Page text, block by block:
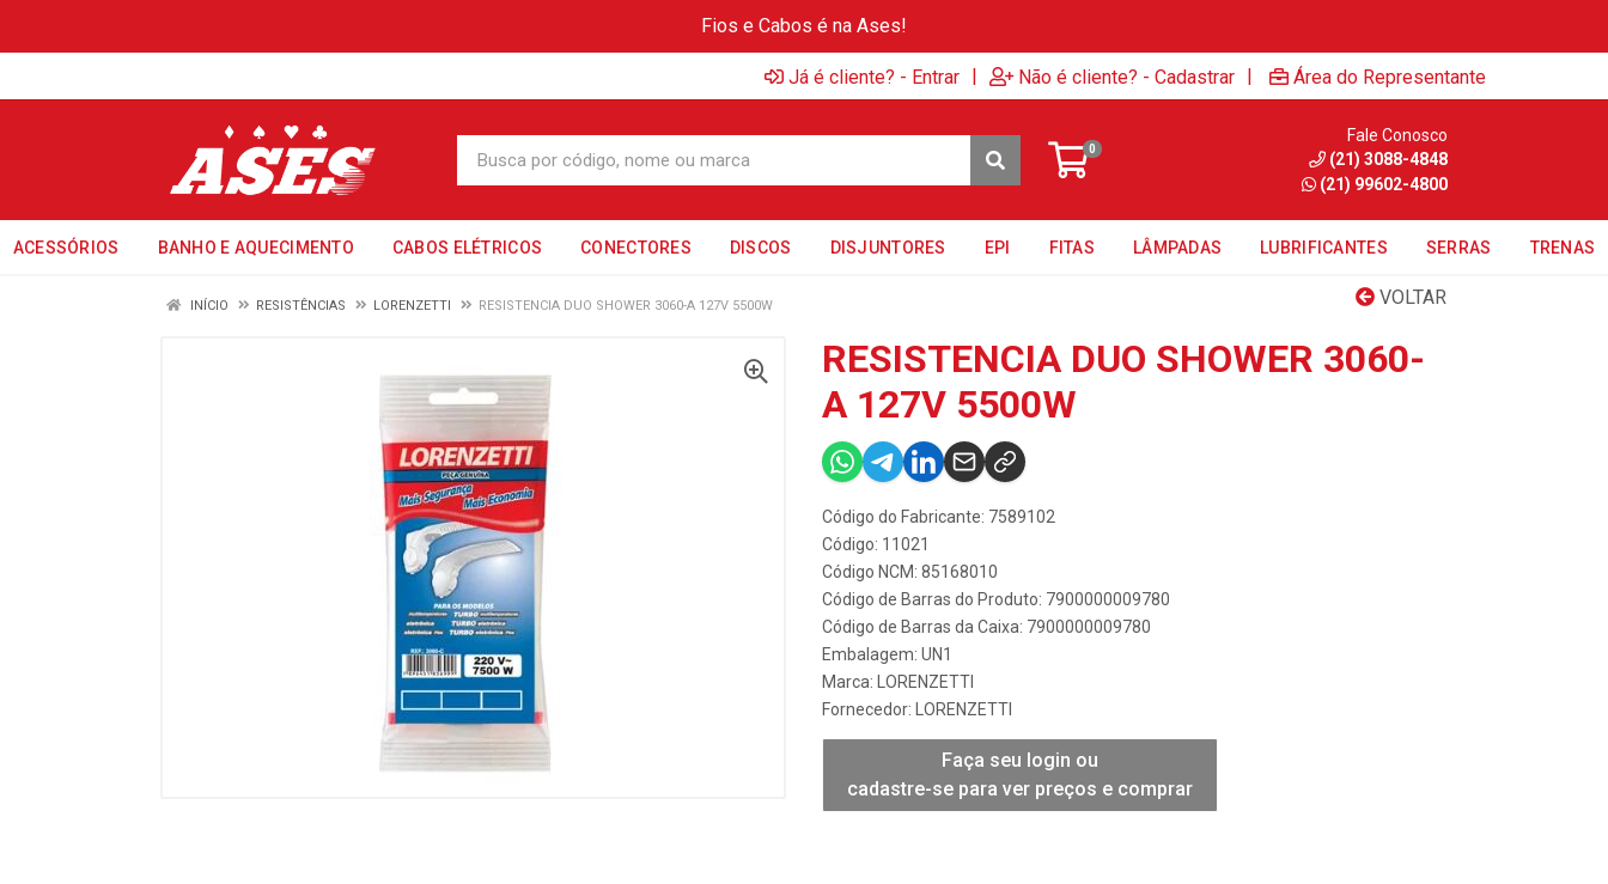
Fios e Cabos é na Ases!
Já é cliente? - Entrar | Não é cliente? - Cadastrar | Área do Representante
0
Fale Conosco
(21) 3088-4848
(21) 99602-4800
ACESSÓRIOS BANHO E AQUECIMENTO CABOS ELÉTRICOS CONECTORES DISCOS DISJUNTORES EPI FITAS LÂMPADAS LUBRIFICANTES SERRAS TRENAS
VOLTAR
INÍCIO RESISTÊNCIAS LORENZETTI RESISTENCIA DUO SHOWER 3060-A 127V 5500W
RESISTENCIA DUO SHOWER 3060-
A 127V 5500W
Código do Fabricante: 7589102
Código: 11021
Código NCM: 85168010
Código de Barras do Produto: 7900000009780
Código de Barras da Caixa: 7900000009780
Embalagem: UN1
Marca:
LORENZETTI
Fornecedor:
LORENZETTI
Faça seu login ou
cadastre-se para ver preços e comprar